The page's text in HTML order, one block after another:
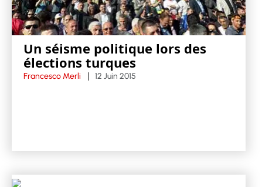
Un séisme politique lors des
élections turques
Francesco Merli 12 Juin 2015